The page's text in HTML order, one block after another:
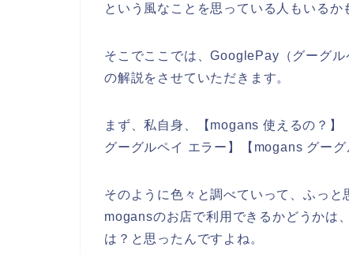
という風なことを思っている人もいるか
そこでここでは、GooglePay（グーグ
の解説をさせていただきます。
まず、私自身、【mogans 使えるの？
グーグルペイ エラー】【mogans グー
そのように色々と調べていって、ふっ
mogansのお店で利用できるかどうかは
は？と思ったんですよね。